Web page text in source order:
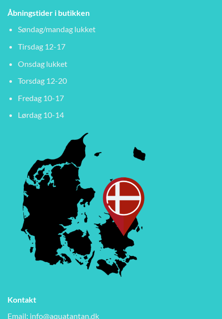
Åbningstider i butikken
Søndag/mandag lukket
Tirsdag 12-17
Onsdag lukket
Torsdag 12-20
Fredag 10-17
Lørdag 10-14
Kontakt
Email: info@aquatantan.dk